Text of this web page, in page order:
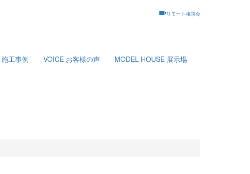
リモート相談会
施工事例 VOICE お客様の声 MODEL HOUSE 展示場